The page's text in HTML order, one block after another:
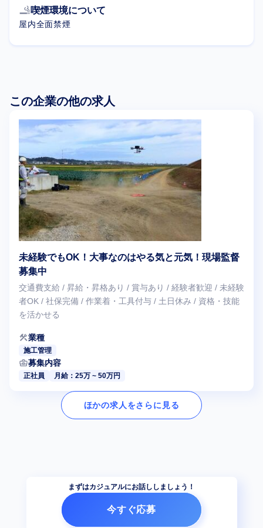
smoking_rooms喫煙環境について
屋内全面禁煙
この企業の他の求人
未経験でもOK！大事なのはやる気と元気！現場監督
募集中
交通費支給 / 昇給・昇格あり / 賞与あり / 経験者歓迎 / 未経験
者OK / 社保完備 / 作業着・工具付与 / 土日休み / 資格・技能
を活かせる
construction業種
施工管理
business_center募集内容
正社員 月給：25万 ~ 50万円
ほかの求人をさらに見る
まずはカジュアルにお話ししましょう！
今すぐ応募